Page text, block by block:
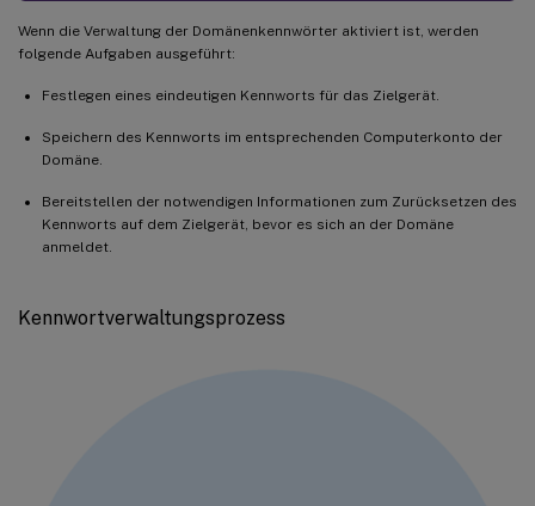
Wenn die Verwaltung der Domänenkennwörter aktiviert ist, werden
folgende Aufgaben ausgeführt:
Festlegen eines eindeutigen Kennworts für das Zielgerät.
Speichern des Kennworts im entsprechenden Computerkonto der
Domäne.
Bereitstellen der notwendigen Informationen zum Zurücksetzen des
Kennworts auf dem Zielgerät, bevor es sich an der Domäne
anmeldet.
Kennwortverwaltungsprozess